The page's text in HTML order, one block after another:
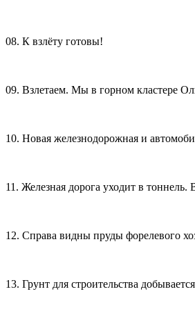
08. К взлёту готовы!
09. Взлетаем. Мы в горном кластере
10. Новая железнодорожная и
11. Железная дорога уходит в
12. Справа видны пруды форелевого
13. Грунт для строительства